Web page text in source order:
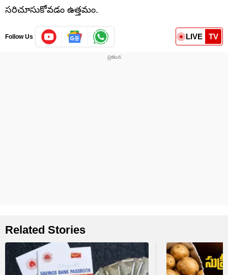
సరిచూసుకోవడం ఉత్తమం.
Follow Us LIVE TV
Related Stories